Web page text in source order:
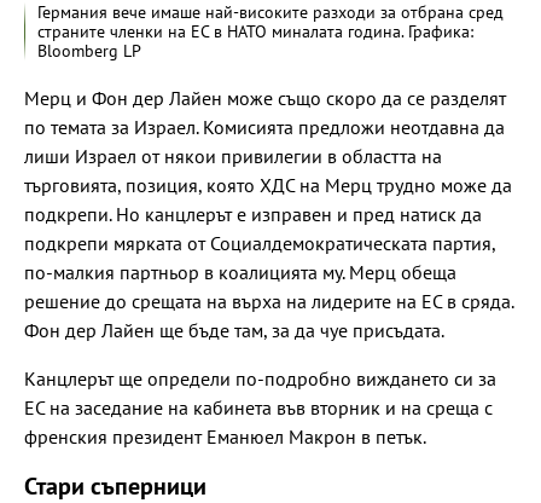
Германия вече имаше най-високите разходи за отбрана сред
страните членки на ЕС в НАТО миналата година. Графика:
Bloomberg LP
Мерц и Фон дер Лайен може също скоро да се разделят
по темата за Израел. Комисията предложи неотдавна да
лиши Израел от някои привилегии в областта на
търговията, позиция, която ХДС на Мерц трудно може да
подкрепи. Но канцлерът е изправен и пред натиск да
подкрепи мярката от Социалдемократическата партия,
по-малкия партньор в коалицията му. Мерц обеща
решение до срещата на върха на лидерите на ЕС в сряда.
Фон дер Лайен ще бъде там, за да чуе присъдата.
Канцлерът ще определи по-подробно виждането си за
ЕС на заседание на кабинета във вторник и на среща с
френския президент Еманюел Макрон в петък.
Стари съперници